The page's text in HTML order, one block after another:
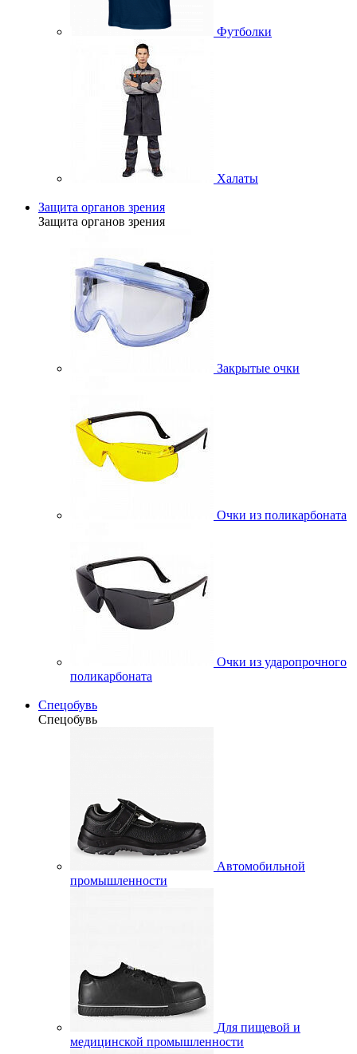
Футболки
Халаты
Защита органов зрения
Защита органов зрения
Закрытые очки
Очки из поликарбоната
Очки из ударопрочного
поликарбоната
Спецобувь
Спецобувь
Автомобильной
промышленности
Для пищевой и
медицинской промышленности